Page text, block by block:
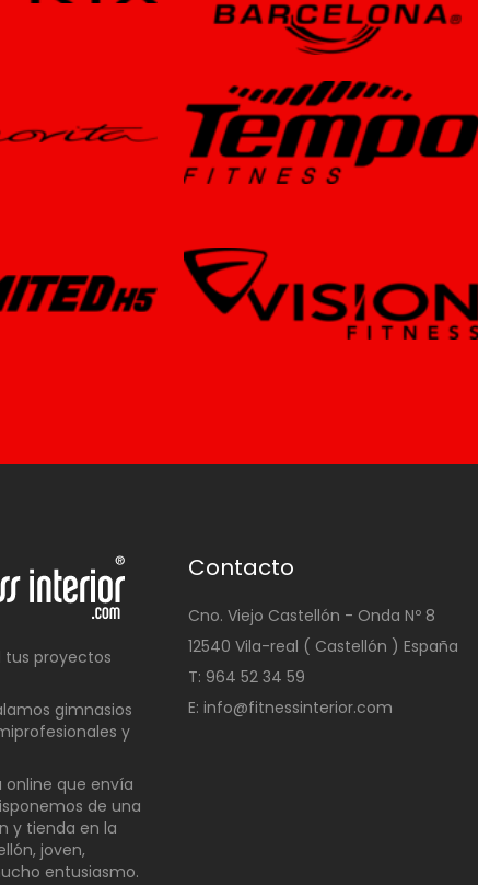
tus proyectos
gimnasios
y
online que envía
de una
y tienda en la
joven,
entusiasmo.
Contacto
Cno. Viejo Castellón - Onda Nº 8
12540 Vila-real ( Castellón ) España
T: 964 52 34 59
E: info@fitnessinterior.com